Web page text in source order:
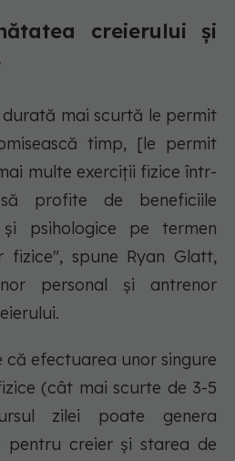
creierului și
mai scurtă le permit
timp, [le permit
multe exerciții fizice într-
profite de beneficiile
psihologice pe termen
fizice", spune Ryan Glatt,
personal și antrenor
că efectuarea unor singure
(cât mai scurte de 3-5
zilei poate genera
pentru creier și starea de